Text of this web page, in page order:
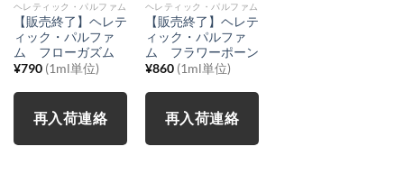
ヘレティック・パルファム
【販売終了】ヘレテ
ィック・パルファ
ム フローガズム
¥790 (1ml単位)
再入荷連絡
ヘレティック・パルファム
【販売終了】ヘレテ
ィック・パルファ
ム フラワーポーン
¥860 (1ml単位)
再入荷連絡